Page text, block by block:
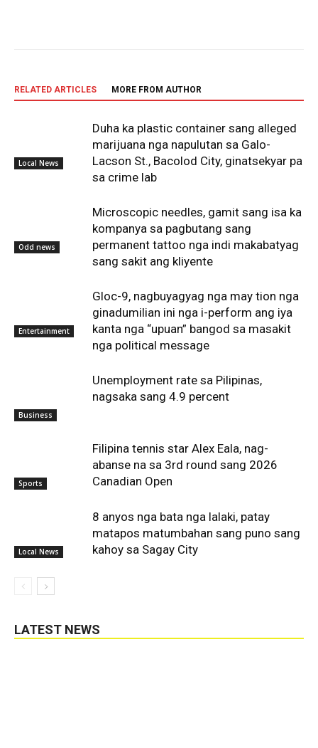
RELATED ARTICLES MORE FROM AUTHOR
Local News
Duha ka plastic container sang alleged
marijuana nga napulutan sa Galo-
Lacson St., Bacolod City, ginatsekyar pa
sa crime lab
Odd news
Microscopic needles, gamit sang isa ka
kompanya sa pagbutang sang
permanent tattoo nga indi makabatyag
sang sakit ang kliyente
Entertainment
Gloc-9, nagbuyagyag nga may tion nga
ginadumilian ini nga i-perform ang iya
kanta nga “upuan” bangod sa masakit
nga political message
Business
Unemployment rate sa Pilipinas,
nagsaka sang 4.9 percent
Sports
Filipina tennis star Alex Eala, nag-
abanse na sa 3rd round sang 2026
Canadian Open
Local News
8 anyos nga bata nga lalaki, patay
matapos matumbahan sang puno sang
kahoy sa Sagay City
LATEST NEWS